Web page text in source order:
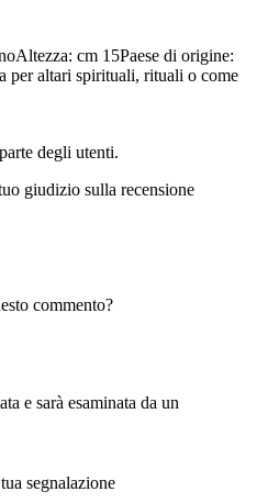
cm 15Paese di origine:
per altari spirituali, rituali o come
degli utenti.
giudizio sulla recensione
commento?
e sarà esaminata da un
segnalazione